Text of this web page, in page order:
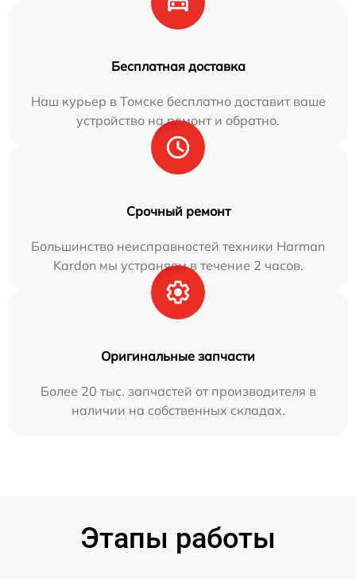
Бесплатная доставка
Наш курьер в Томске бесплатно доставит ваше
устройство на ремонт и обратно.
Срочный ремонт
Большинство неисправностей техники Harman
Kardon мы устраняем в течение 2 часов.
Оригинальные запчасти
Более 20 тыс. запчастей от производителя в
наличии на собственных складах.
Этапы работы